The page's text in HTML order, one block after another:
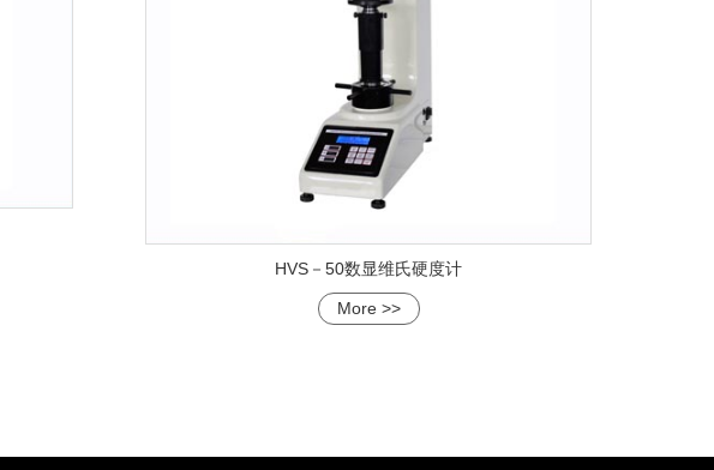
HVS－50数显维氏硬度计
More >>